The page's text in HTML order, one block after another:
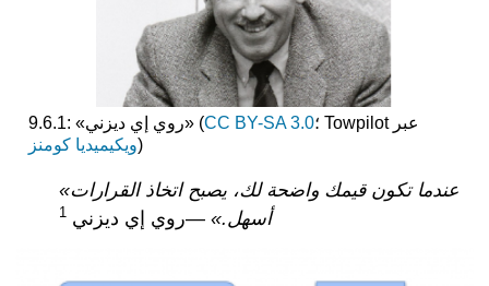
9.6.1: «روي إي ديزني» (CC BY-SA 3.0
؛ Towpilot عبر
ويكيميديا كومنز)
«عندما تكون قيمك واضحة لك، يصبح اتخاذ القرارات
أسهل.» —روي إي ديزني 1